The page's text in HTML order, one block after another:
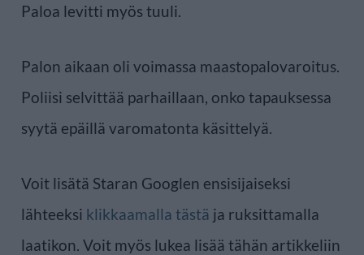
Paloa levitti myös tuuli.
Palon aikaan oli voimassa maastopalovaroitus.
Poliisi selvittää parhaillaan, onko tapauksessa
syytä epäillä varomatonta käsittelyä.
Voit lisätä Staran Googlen ensisijaiseksi
lähteeksi klikkaamalla tästä ja ruksittamalla
laatikon. Voit myös lukea lisää tähän artikkeliin